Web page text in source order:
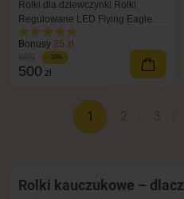
Rolki dla dziewczynki Rolki
Regulowane LED Flying Eagle L8
różowy
Bonusy 25 zł
-24%
500 zł
1
Rolki kauczukowe –